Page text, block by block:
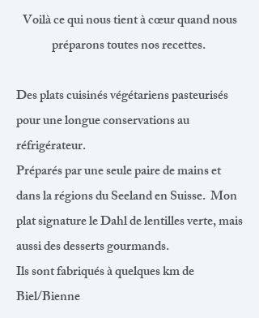
Voilà ce qui nous tient à cœur quand nous
préparons toutes nos recettes.
Des plats cuisinés végétariens pasteurisés
pour une longue conservations au
réfrigérateur.
Préparés par une seule paire de mains et
dans la régions du Seeland en Suisse. Mon
plat signature le Dahl de lentilles verte, mais
aussi des desserts gourmands.
Ils sont fabriqués à quelques km de
Biel/Bienne